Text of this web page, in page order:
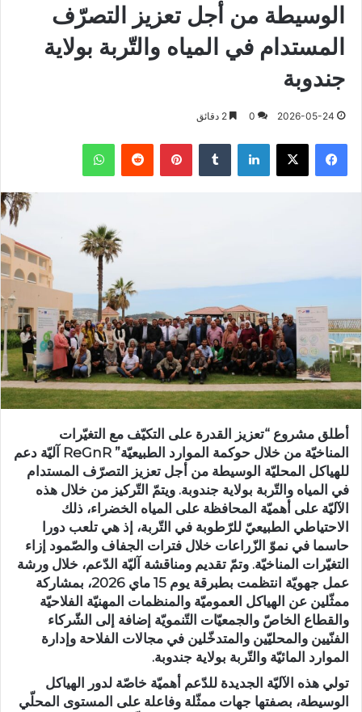
الوسيطة من أجل تعزيز التصرّف
المستدام في المياه والتّربة بولاية
جندوبة
2026-05-24
0
فيسبوك X لينكدإن بينتيريست واتساب
أطلق مشروع “تعزيز القدرة على التكيّف مع التغيّرات
المناخيّة من خلال حوكمة الموارد الطبيعيّة” ReGnR آليّة دعم
للهياكل المحليّة الوسيطة من أجل تعزيز التصرّف المستدام
في المياه والتّربة بولاية جندوبة. ويتمّ التّركيز من خلال هذه
الآليّة على أهميّة المحافظة على المياه الخضراء، ذلك
الاحتياطي الطبيعيّ للرّطوبة في التّربة، إذ هي تلعب دورا
حاسما في نموّ الزّراعات خلال فترات الجفاف والصّمود إزاء
التغيّرات المناخيّة. وتمّ تقديم ومناقشة آليّة الدّعم، خلال ورشة
عمل جهويّة انتظمت بطبرقة يوم 15 ماي 2026، بمشاركة
ممثّلين عن الهياكل العموميّة والمنظمات المهنيّة الفلاحيّة
والقطاع الخاصّ والجمعيّات التّنمويّة إضافة إلى الشّركاء
الفنّيين والمحليّين والمتدخّلين في مجالات الفلاحة وإدارة
الموارد المائيّة والتّربة بولاية جندوبة.
تولي هذه الآليّة الجديدة للدّعم أهميّة خاصّة لدور الهياكل
الوسيطة، بصفتها جهات ممثّلة وفاعلة على المستوى المحلّي